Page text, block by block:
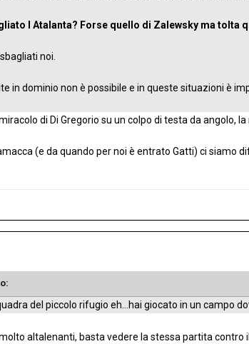
l Atalanta? Forse quello di Zalewsky ma
noi.
in dominio non è possibile e in queste situazioni è
di Di Gregorio su un colpo di testa da angolo,
(e da quando per noi è entrato Gatti) ci siamo
del piccolo rifugio eh...hai giocato in un campo
altalenanti, basta vedere la stessa partita contro